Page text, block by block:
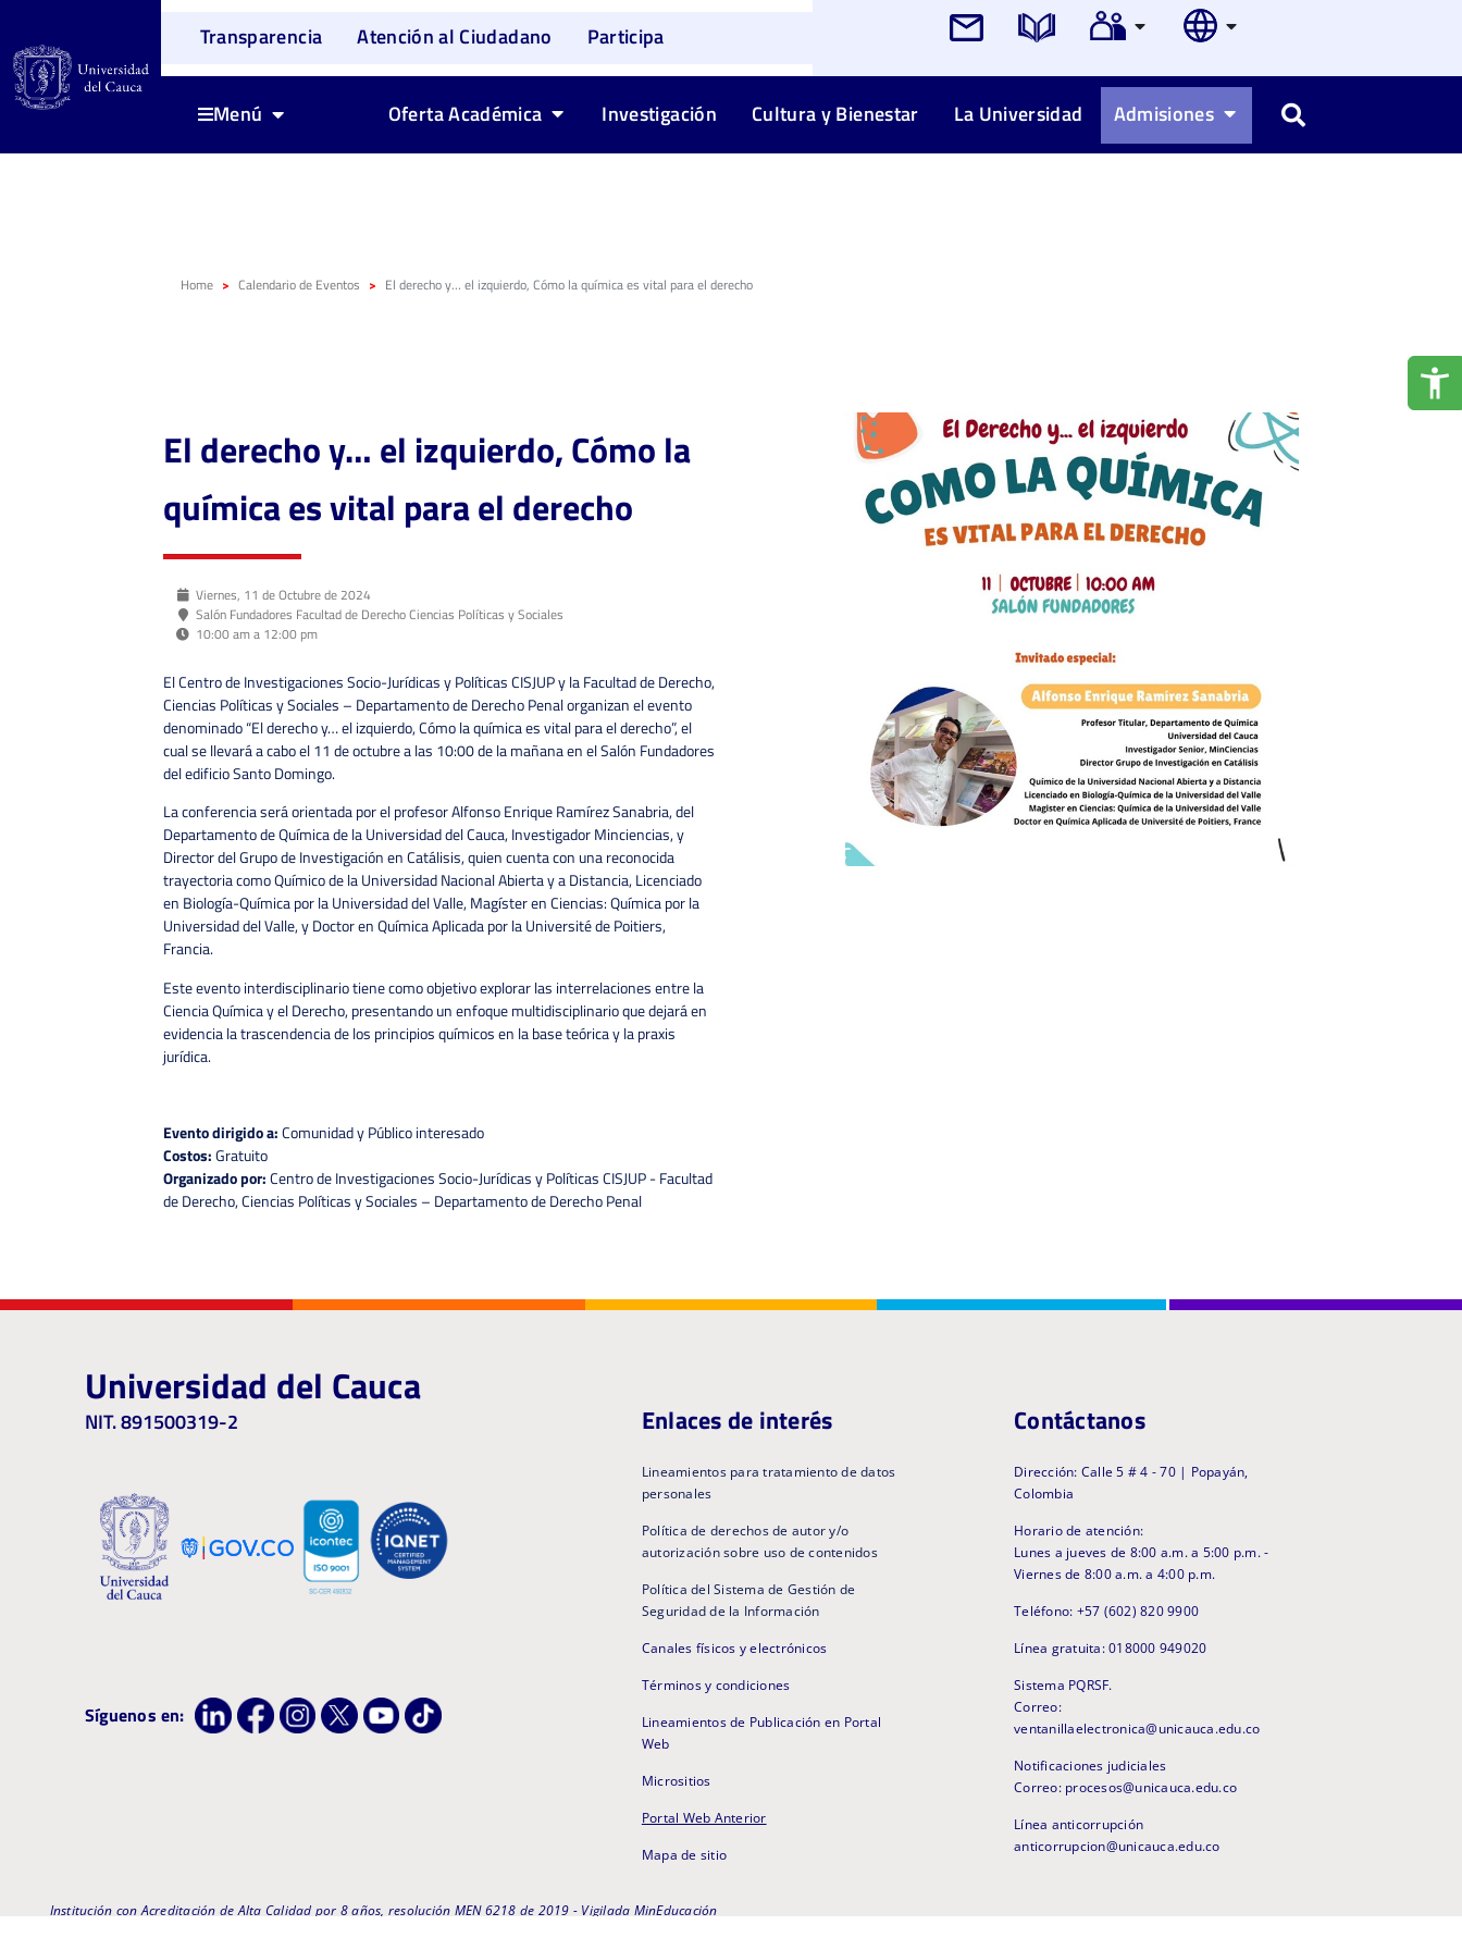
Transparencia Atención al Ciudadano Participa
Menú Oferta Académica Investigación Cultura y Bienestar La Universidad Admisiones Buscar
Home Calendario de Eventos El derecho y… el izquierdo, Cómo la química es vital para el derecho
El derecho y… el izquierdo, Cómo la
química es vital para el derecho
Viernes, 11 de Octubre de 2024
Salón Fundadores Facultad de Derecho Ciencias Políticas y Sociales
10:00 am a 12:00 pm
El Centro de Investigaciones Socio-Jurídicas y Políticas CISJUP y la Facultad de Derecho,
Ciencias Políticas y Sociales – Departamento de Derecho Penal organizan el evento
denominado “El derecho y… el izquierdo, Cómo la química es vital para el derecho”, el
cual se llevará a cabo el 11 de octubre a las 10:00 de la mañana en el Salón Fundadores
del edificio Santo Domingo.
La conferencia será orientada por el profesor Alfonso Enrique Ramírez Sanabria, del
Departamento de Química de la Universidad del Cauca, Investigador Minciencias, y
Director del Grupo de Investigación en Catálisis, quien cuenta con una reconocida
trayectoria como Químico de la Universidad Nacional Abierta y a Distancia, Licenciado
en Biología-Química por la Universidad del Valle, Magíster en Ciencias: Química por la
Universidad del Valle, y Doctor en Química Aplicada por la Université de Poitiers,
Francia.
Este evento interdisciplinario tiene como objetivo explorar las interrelaciones entre la
Ciencia Química y el Derecho, presentando un enfoque multidisciplinario que dejará en
evidencia la trascendencia de los principios químicos en la base teórica y la praxis
jurídica.
Evento dirigido a:Comunidad y Público interesado
Costos:Gratuito
Organizado por:Centro de Investigaciones Socio-Jurídicas y Políticas CISJUP - Facultad
de Derecho, Ciencias Políticas y Sociales – Departamento de Derecho Penal
Universidad del Cauca
NIT. 891500319-2
Síguenos en:
Enlaces de interés
Lineamientos para tratamiento de datos
personales
Política de derechos de autor y/o
autorización sobre uso de contenidos
Política del Sistema de Gestión de
Seguridad de la Información
Canales físicos y electrónicos
Términos y condiciones
Lineamientos de Publicación en Portal
Web
Micrositios
Portal Web Anterior
Mapa de sitio
Contáctanos
Dirección: Calle 5 # 4 - 70 | Popayán,
Colombia
Horario de atención:
Lunes a jueves de 8:00 a.m. a 5:00 p.m. -
Viernes de 8:00 a.m. a 4:00 p.m.
Teléfono: +57 (602) 820 9900
Línea gratuita: 018000 949020
Sistema PQRSF.
Correo:
ventanillaelectronica@unicauca.edu.co
Notificaciones judiciales
Correo: procesos@unicauca.edu.co
Línea anticorrupción
anticorrupcion@unicauca.edu.co
Institución con Acreditación de Alta Calidad por 8 años, resolución MEN 6218 de 2019 - Vigilada MinEducación